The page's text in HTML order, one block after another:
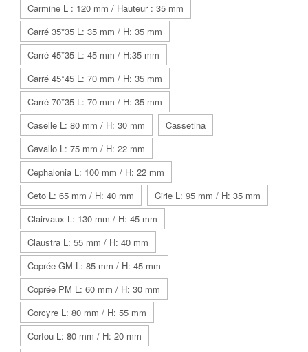
Carmine L : 120 mm / Hauteur : 35 mm
Carré 35*35 L: 35 mm / H: 35 mm
Carré 45*35 L: 45 mm / H:35 mm
Carré 45*45 L: 70 mm / H: 35 mm
Carré 70*35 L: 70 mm / H: 35 mm
Caselle L: 80 mm / H: 30 mm
Cassetina
Cavallo L: 75 mm / H: 22 mm
Cephalonia L: 100 mm / H: 22 mm
Ceto L: 65 mm / H: 40 mm
Cirie L: 95 mm / H: 35 mm
Clairvaux L: 130 mm / H: 45 mm
Claustra L: 55 mm / H: 40 mm
Coprée GM L: 85 mm / H: 45 mm
Coprée PM L: 60 mm / H: 30 mm
Corcyre L: 80 mm / H: 55 mm
Corfou L: 80 mm / H: 20 mm